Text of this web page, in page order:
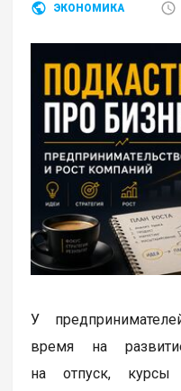
ЭКОНОМИКА
У
время на
на отпуск,